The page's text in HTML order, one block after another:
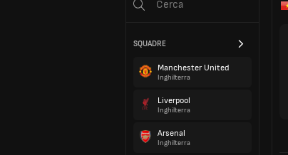
SQUADRE
Manchester United
Inghilterra
Liverpool
Inghilterra
Arsenal
Inghilterra